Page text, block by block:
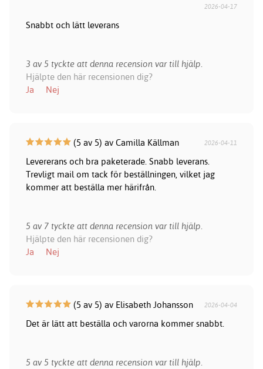
2026-04-17
Snabbt och lätt leverans
3 av 5 tyckte att denna recension var till hjälp.
Hjälpte den här recensionen dig?
Ja
Nej
(5 av 5) av Camilla Källman 2026-04-11
Levererans och bra paketerade. Snabb leverans.
Trevligt mail om tack för beställningen, vilket jag
kommer att beställa mer härifrån.
5 av 7 tyckte att denna recension var till hjälp.
Hjälpte den här recensionen dig?
Ja
Nej
(5 av 5) av Elisabeth Johansson 2026-04-04
Det är lätt att beställa och varorna kommer snabbt.
5 av 5 tyckte att denna recension var till hjälp.